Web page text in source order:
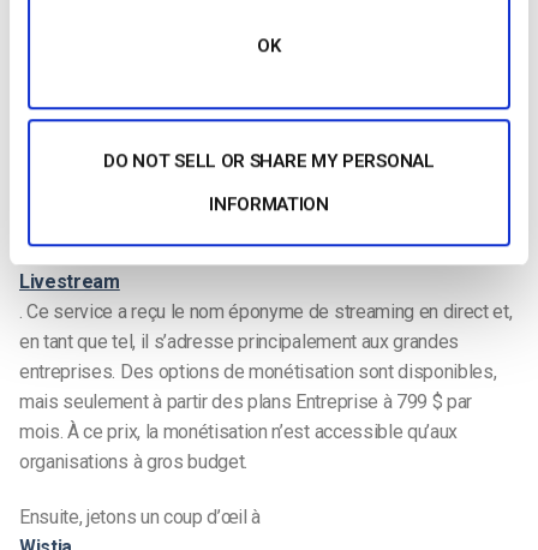
OK
DO NOT SELL OR SHARE MY PERSONAL
INFORMATION
monétisation des vidéos, la prise en charge du PPV et
l’intégration avec Cleeng. Cependant, cela nécessite un coût
intégrée de paiement à la séance, mais celle-ci a été
La prochaine plateforme que nous examinerons est
Livestream
. Ce service a reçu le nom éponyme de streaming en direct et,
en tant que tel, il s’adresse principalement aux grandes
entreprises. Des options de monétisation sont disponibles,
mais seulement à partir des plans Entreprise à 799 $ par
mois. À ce prix, la monétisation n’est accessible qu’aux
organisations à gros budget.
Ensuite, jetons un coup d’œil à